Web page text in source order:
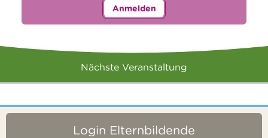
Anmelden
Nächste Veranstaltung
Login Elternbildende